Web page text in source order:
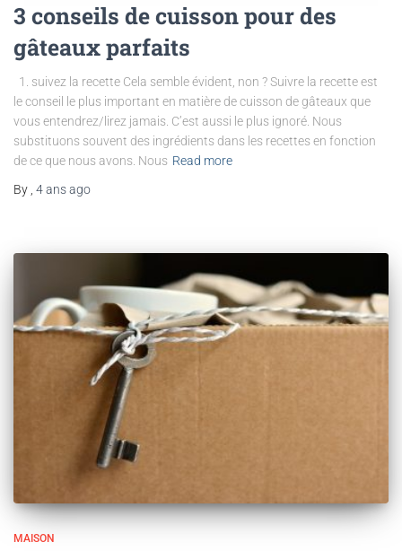
3 conseils de cuisson pour des
gâteaux parfaits
1. suivez la recette Cela semble évident, non ? Suivre la recette est
le conseil le plus important en matière de cuisson de gâteaux que
vous entendrez/lirez jamais. C’est aussi le plus ignoré. Nous
substituons souvent des ingrédients dans les recettes en fonction
de ce que nous avons. Nous Read more
By 4 ansago
MAISON